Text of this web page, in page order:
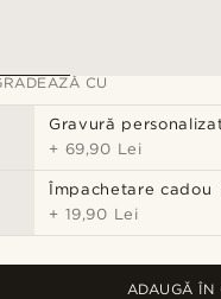
CU
Gravură
+ 69,90 Lei
Împachetare cadou
+ 19,90 Lei
ADAUGĂ ÎN